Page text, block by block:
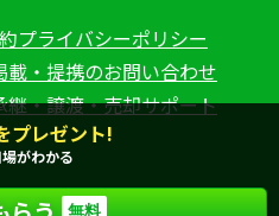
プレゼント!
がわかる
無料
プライバシーポリシー
載・提携のお問い合わせ
継・譲渡・売却サポート
Ltd. All Rights Reserved.